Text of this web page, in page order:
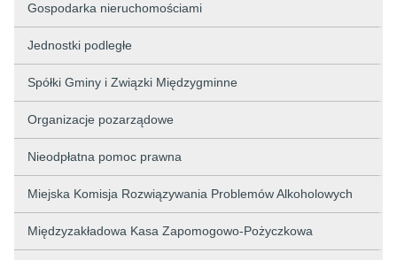
Gospodarka nieruchomościami
Jednostki podległe
Spółki Gminy i Związki Międzygminne
Organizacje pozarządowe
Nieodpłatna pomoc prawna
Miejska Komisja Rozwiązywania Problemów Alkoholowych
Międzyzakładowa Kasa Zapomogowo-Pożyczkowa